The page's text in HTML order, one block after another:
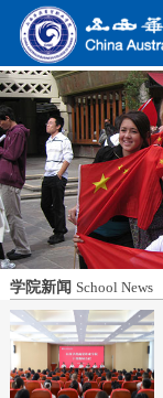
学院新闻 School News